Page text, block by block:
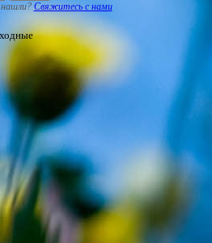
нашли?Свяжитесь с нами